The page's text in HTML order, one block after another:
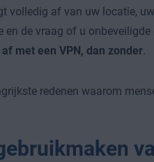
volledig af van uw locatie,
en de vraag of u
met een VPN, dan zonder.
redenen waarom